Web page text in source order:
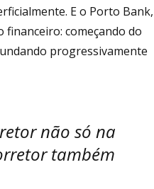
E o Porto Bank,
começando do
progressivamente
não só na
também